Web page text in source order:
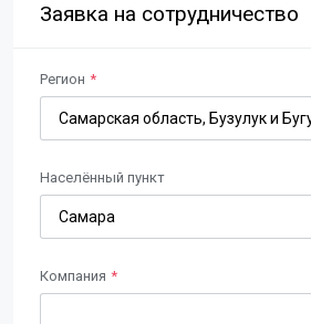
Заявка на сотрудничество
Регион
Населённый пункт
Компания